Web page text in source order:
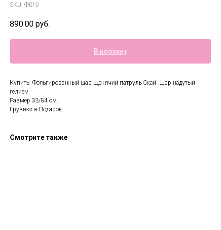
SKU: Ф019
890.00 руб.
В корзину
Купить: Фольгированный шар Щенячий патруль Скай. Шар надутый
гелием
Размер 33/84 см.
Грузики в Подарок.
Смотрите также